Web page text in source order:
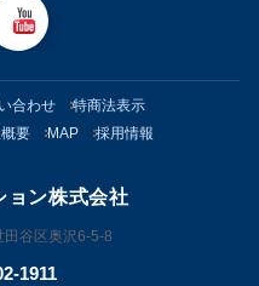
合わせ
特商法表示
要 MAP 採用情報
ョン株式会社
谷区奥沢6-5-8
1911